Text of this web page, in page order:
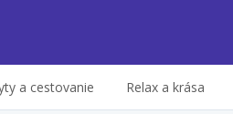
a cestovanie Relax a krása